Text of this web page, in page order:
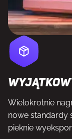
Wielokrotnie
nowe standardy
pieknie